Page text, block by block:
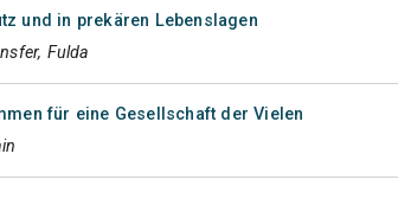
und in prekären Lebenslagen
Fulda
für eine Gesellschaft der Vielen